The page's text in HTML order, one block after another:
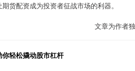
货配资成为投资者征战市场的利器。
文章为作者
轻松撬动股市杠杆